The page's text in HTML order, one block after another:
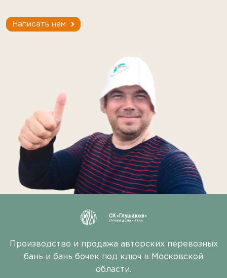
Написать нам
СК «Глушаков»
СТРОИМ ДОМА И БАНИ
Производство и продажа авторских перевозных
бань и бань бочек под ключ в Московской
области.